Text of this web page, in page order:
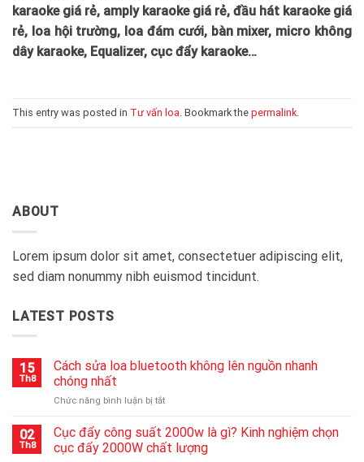
karaoke giá rẻ, amply karaoke giá rẻ, đầu hát karaoke giá
rẻ, loa hội trường, loa đám cưới, bàn mixer, micro không
dây karaoke, Equalizer, cục đẩy karaoke…
This entry was posted in Tư vấn loa . Bookmark the permalink
ABOUT
Lorem ipsum dolor sit amet, consectetuer adipiscing elit,
sed diam nonummy nibh euismod tincidunt.
LATEST POSTS
15
Th8
Cách sửa loa bluetooth không lên nguồn nhanh
chóng nhất
Chức năng bình luận bị tắtở
sửa
loa
bluetooth
02
Th8
Cục đẩy công suất 2000w là gì? Kinh nghiệm chọn
cục đẩy 2000W chất lượng